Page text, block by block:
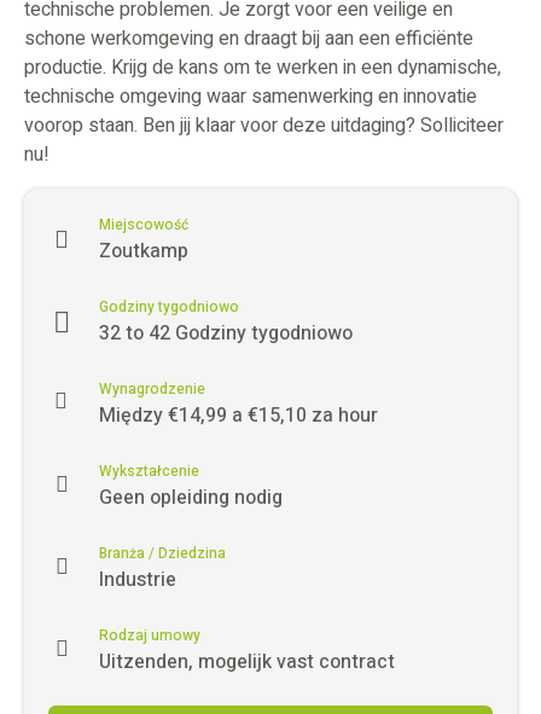
technische problemen. Je zorgt voor een veilige en
schone werkomgeving en draagt bij aan een efficiënte
productie. Krijg de kans om te werken in een dynamische,
technische omgeving waar samenwerking en innovatie
voorop staan. Ben jij klaar voor deze uitdaging? Solliciteer
nu!
Miejscowość
Zoutkamp
Godziny tygodniowo
32 to 42 Godziny tygodniowo
Wynagrodzenie
Między €14,99 a €15,10 za hour
Wykształcenie
Geen opleiding nodig
Branża / Dziedzina
Industrie
Rodzaj umowy
Uitzenden, mogelijk vast contract